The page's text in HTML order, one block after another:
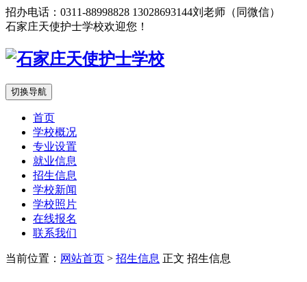
招办电话：0311-88998828 13028693144刘老师（同微信）
石家庄天使护士学校欢迎您！
切换导航
首页
学校概况
专业设置
就业信息
招生信息
学校新闻
学校照片
在线报名
联系我们
当前位置： 网站首页 > 招生信息 正文 招生信息